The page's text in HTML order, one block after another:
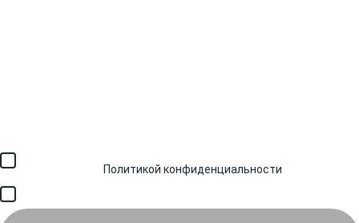
Политикой конфиденциальности